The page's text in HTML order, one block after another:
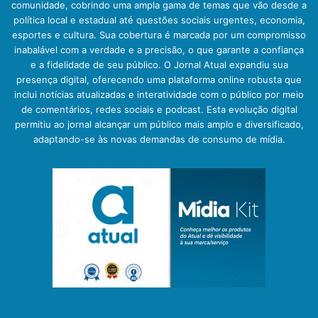
comunidade, cobrindo uma ampla gama de temas que vão desde a
política local e estadual até questões sociais urgentes, economia,
esportes e cultura. Sua cobertura é marcada por um compromisso
inabalável com a verdade e a precisão, o que garante a confiança
e a fidelidade de seu público. O Jornal Atual expandiu sua
presença digital, oferecendo uma plataforma online robusta que
inclui notícias atualizadas e interatividade com o público por meio
de comentários, redes sociais e podcast. Esta evolução digital
permitiu ao jornal alcançar um público mais amplo e diversificado,
adaptando-se às novas demandas de consumo de mídia.